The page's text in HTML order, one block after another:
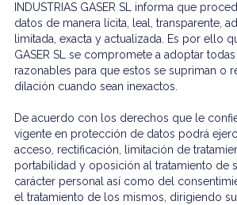
INDUSTRIAS GASER SL informa que
datos de manera lícita, leal, transparente,
limitada, exacta y actualizada. Es por ello
GASER SL se compromete a adoptar
razonables para que estos se supriman o
dilación cuando sean inexactos.
De acuerdo con los derechos que le
vigente en protección de datos podrá
acceso, rectificación, limitación de
portabilidad y oposición al tratamiento de
carácter personal así como del
el tratamiento de los mismos, dirigiendo